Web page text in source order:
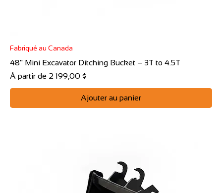
Fabriqué au Canada
48" Mini Excavator Ditching Bucket – 3T to 4.5T
À partir de 2 199,00 $
Prix promotionnel
Ajouter au panier